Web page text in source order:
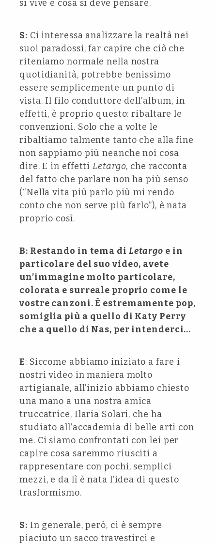
si vive e cosa si deve pensare.
S: Ci interessa analizzare la realtà nei
suoi paradossi, far capire che ciò che
riteniamo normale nella nostra
quotidianità, potrebbe benissimo
essere semplicemente un punto di
vista. Il filo conduttore dell’album, in
effetti, è proprio questo: ribaltare le
convenzioni. Solo che a volte le
ribaltiamo talmente tanto che alla fine
non sappiamo più neanche noi cosa
dire. E in effettiLetargo, che racconta
del fatto che parlare non ha più senso
(“Nella vita più parlo più mi rendo
conto che non serve più farlo”), è nata
proprio così.
B: Restando in tema di Letargo e in
particolare del suo video, avete
un’immagine molto particolare,
colorata e surreale proprio come le
vostre canzoni. È estremamente pop,
somiglia più a quello di Katy Perry
che a quello di Nas, per intenderci…
E: Siccome abbiamo iniziato a fare i
nostri video in maniera molto
artigianale, all’inizio abbiamo chiesto
una mano a una nostra amica
truccatrice, Ilaria Solari, che ha
studiato all’accademia di belle arti con
me. Ci siamo confrontati con lei per
capire cosa saremmo riusciti a
rappresentare con pochi, semplici
mezzi, e da lì è nata l’idea di questo
trasformismo.
S: In generale, però, ci è sempre
piaciuto un sacco travestirci e